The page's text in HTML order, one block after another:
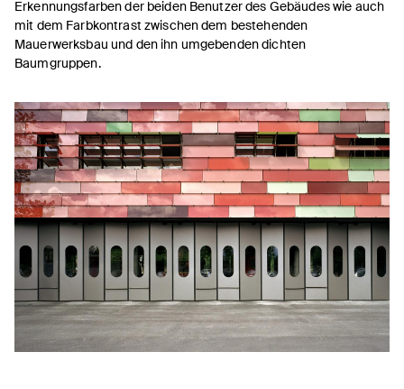
Erkennungsfarben der beiden Benutzer des Gebäudes wie auch
mit dem Farbkontrast zwischen dem bestehenden
Mauerwerksbau und den ihn umgebenden dichten
Baumgruppen.